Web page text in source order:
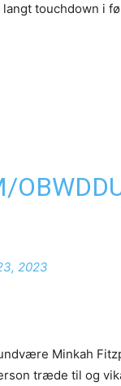
touchdown i
2023
Minkah
træde til og